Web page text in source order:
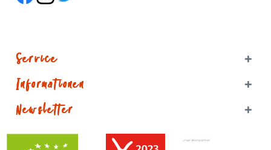
Service
Informationen
Newsletter